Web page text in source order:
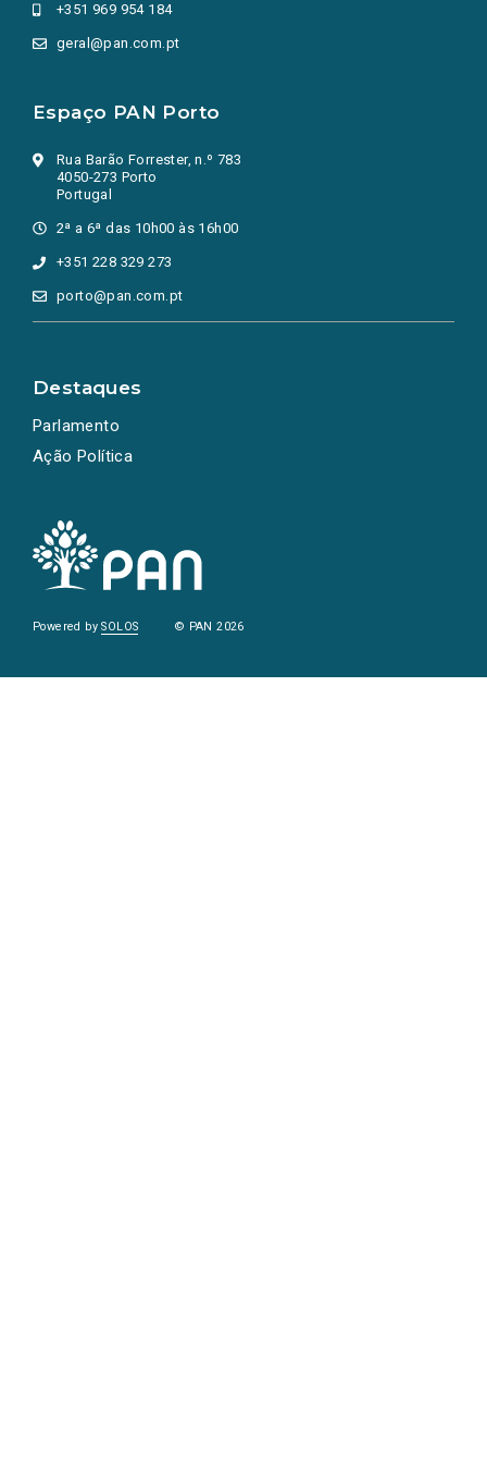
+351 969 954 184
geral@pan.com.pt
Espaço PAN Porto
Rua Barão Forrester, n.º 783
4050-273 Porto
Portugal
2ª a 6ª das 10h00 às 16h00
+351 228 329 273
porto@pan.com.pt
Destaques
Parlamento
Ação Política
Powered bySOLOS © PAN 2026